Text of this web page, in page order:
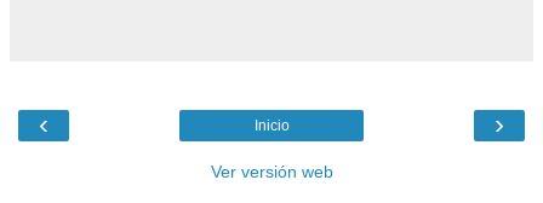
‹ ›
Inicio
Ver versión web